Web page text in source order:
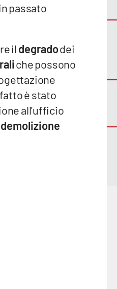
passato
ildegradodei
che possono
è stato
all'ufficio